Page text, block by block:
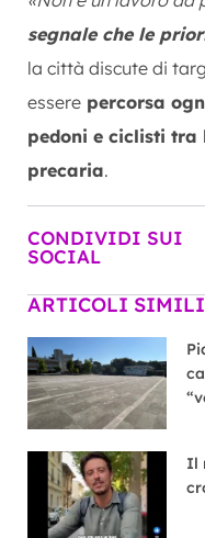
segnale che le
la città discute di
essere percorsa
pedoni e ciclisti
precaria.
CONDIVIDI SUI
SOCIAL
ARTICOLI SIMILI
Il